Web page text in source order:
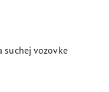
suchej vozovke